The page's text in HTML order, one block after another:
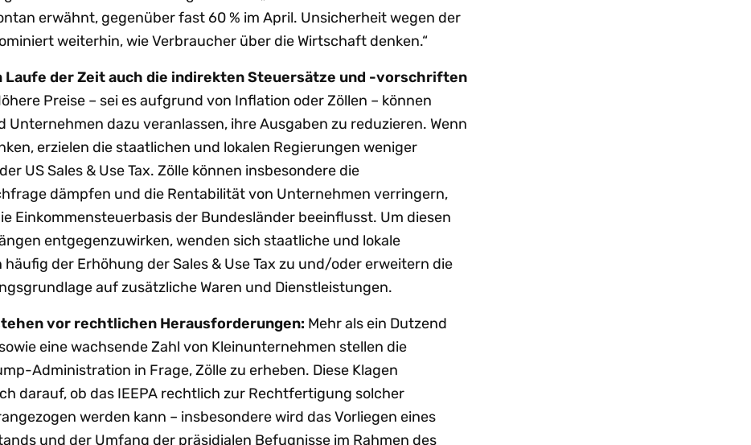
erwähnt, gegenüber fast 60 % im April. Unsicherheit wegen der
weiterhin, wie Verbraucher über die Wirtschaft denken.“
Laufe der Zeit auch die indirekten Steuersätze und -vorschriften
Preise – sei es aufgrund von Inflation oder Zöllen – können
Unternehmen dazu veranlassen, ihre Ausgaben zu reduzieren. Wenn
erzielen die staatlichen und lokalen Regierungen weniger
US Sales & Use Tax. Zölle können insbesondere die
dämpfen und die Rentabilität von Unternehmen verringern,
Einkommensteuerbasis der Bundesländer beeinflusst. Um diesen
entgegenzuwirken, wenden sich staatliche und lokale
der Erhöhung der Sales & Use Tax zu und/oder erweitern die
auf zusätzliche Waren und Dienstleistungen.
vor rechtlichen Herausforderungen: Mehr als ein Dutzend
eine wachsende Zahl von Kleinunternehmen stellen die
Administration in Frage, Zölle zu erheben. Diese Klagen
darauf, ob das IEEPA rechtlich zur Rechtfertigung solcher
werden kann – insbesondere wird das Vorliegen eines
und der Umfang der präsidialen Befugnisse im Rahmen des